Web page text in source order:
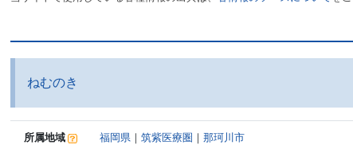
ねむのき
所属地域 福岡県 ｜筑紫医療圏 ｜那珂川市